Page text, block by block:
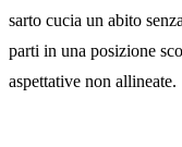
sarto cucia un abito
parti in una posizione
aspettative non allineate.